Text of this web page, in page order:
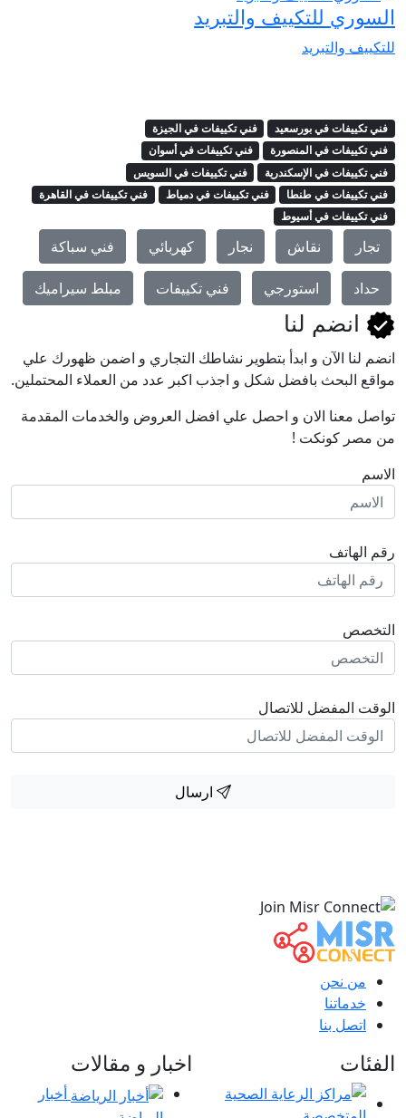
السوري للتكييف والتبريد
للتكييف والتبريد
فني تكييفات في بورسعيد
فني تكييفات في الجيزة
فني تكييفات في المنصورة
فني تكييفات في أسوان
فني تكييفات في الإسكندرية
فني تكييفات في السويس
فني تكييفات في طنطا
فني تكييفات في دمياط
فني تكييفات في القاهرة
فني تكييفات في أسيوط
تجار نقاش نجار كهربائي فني سباكة
حداد استورجي فني تكييفات مبلط سيراميك
انضم لنا
انضم لنا اﻵن و ابدأ بتطوير نشاطك التجاري و اضمن ظهورك علي
مواقع البحث بافضل شكل و اجذب اكبر عدد من العملاء المحتملين.
تواصل معنا الان و احصل علي افضل العروض والخدمات المقدمة
من مصر كونكت !
الاسم
رقم الهاتف
التخصص
الوقت المفضل للاتصال
ارسال
من نحن
خدماتنا
اتصل بنا
الفئات اخبار و مقالات
أخبار